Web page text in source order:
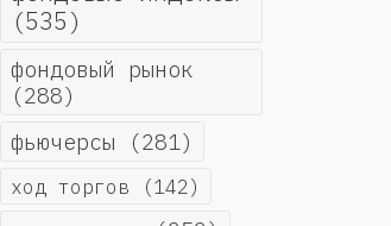
(535)
фондовый рынок
(288)
фьючерсы (281)
ход торгов (142)